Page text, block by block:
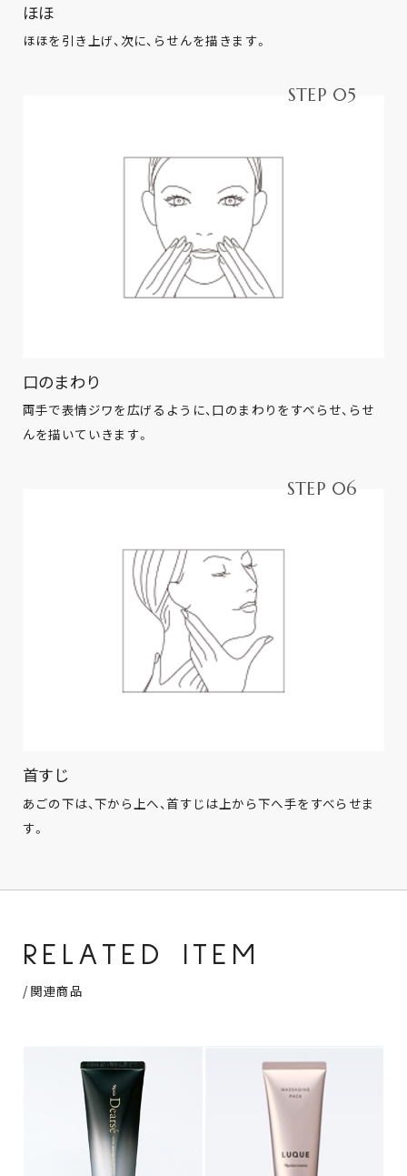
ほほ
ほほを引き上げ、次に、らせんを描きます。
STEP 05
口のまわり
両手で表情ジワを広げるように、口のまわりをすべらせ、らせ
んを描いていきます。
STEP 06
首すじ
あごの下は、下から上へ、首すじは上から下へ手をすべらせま
す。
RELATED ITEM
/ 関連商品